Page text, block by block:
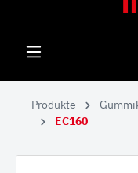
Produkte
EC160